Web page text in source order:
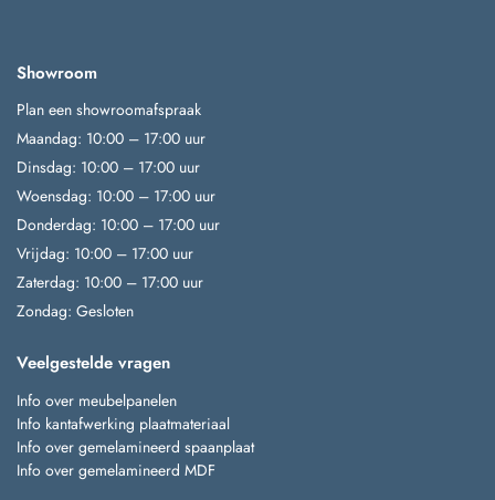
Showroom
Plan een showroomafspraak
Maandag: 10:00 – 17:00 uur
Dinsdag: 10:00 – 17:00 uur
Woensdag: 10:00 – 17:00 uur
Donderdag: 10:00 – 17:00 uur
Vrijdag: 10:00 – 17:00 uur
Zaterdag: 10:00 – 17:00 uur
Zondag: Gesloten
Veelgestelde vragen
Info over meubelpanelen
Info kantafwerking plaatmateriaal
Info over gemelamineerd spaanplaat
Info over gemelamineerd MDF